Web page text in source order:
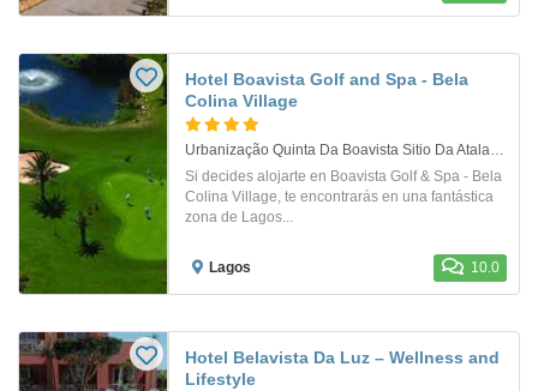
Hotel Boavista Golf and Spa - Bela
Colina Village
Urbanização Quinta Da Boavista Sitio Da Atalaia. Lagos
Si decides alojarte en Boavista Golf & Spa - Bela
Colina Village, te encontrarás en una fantástica
zona de Lagos...
Lagos 10.0
Hotel Belavista Da Luz – Wellness and
Lifestyle